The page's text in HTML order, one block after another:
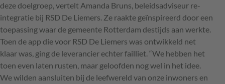
deze doelgroep, vertelt Amanda Bruns, beleidsadviseur re-
integratie bij RSD De Liemers. Ze raakte geïnspireerd door een
toepassing waar de gemeente Rotterdam destijds aan werkte.
Toen de app die voor RSD De Liemers was ontwikkeld net
klaar was, ging de leverancier echter failliet. “We hebben het
toen even laten rusten, maar geloofden nog wel in het idee.
We wilden aansluiten bij de leefwereld van onze inwoners en